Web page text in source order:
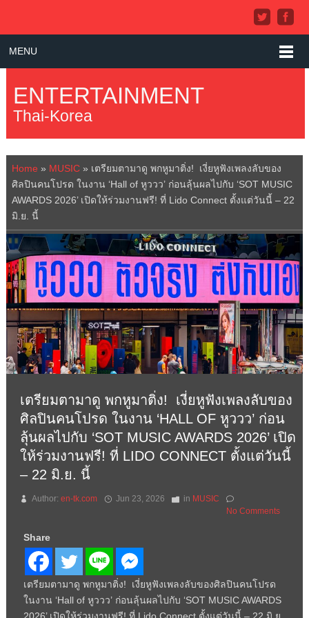
MENU
ENTERTAINMENT
Thai-Korea
Home » MUSIC» เตรียมตามาดู พกหูมาติ่ง! เงี่ยหูฟังเพลงลับของ
ศิลปินคนโปรด ในงาน ‘Hall of หูววว’ ก่อนลุ้นผลไปกับ ‘SOT MUSIC
AWARDS 2026’ เปิดให้ร่วมงานฟรี! ที่ Lido Connect ตั้งแต่วันนี้ – 22
มิ.ย. นี้
เตรียมตามาดู พกหูมาติ่ง! เงี่ยหูฟังเพลงลับของ
ศิลปินคนโปรด ในงาน ‘HALL OF หูววว’ ก่อน
ลุ้นผลไปกับ ‘SOT MUSIC AWARDS 2026’ เปิด
ให้ร่วมงานฟรี! ที่ LIDO CONNECT ตั้งแต่วันนี้
– 22 มิ.ย. นี้
Author: en-tk.com Jun 23, 2026 in MUSIC
No Comments
Share
เตรียมตามาดู พกหูมาติ่ง! เงี่ยหูฟังเพลงลับของศิลปินคนโปรด
ในงาน ‘Hall of หูววว’ ก่อนลุ้นผลไปกับ ‘SOT MUSIC AWARDS